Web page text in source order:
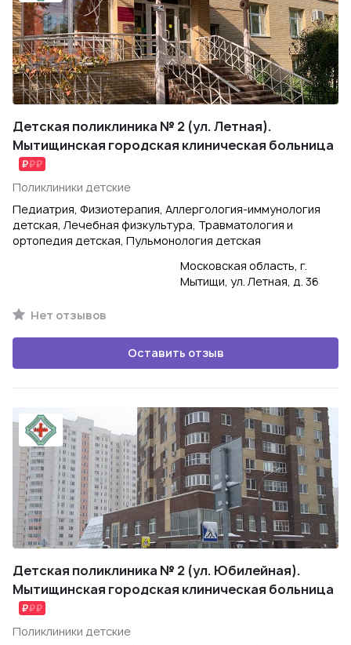
Детская поликлиника № 2 (ул. Летная).
Мытищинская городская клиническая больница
Поликлиники детские
Педиатрия, Физиотерапия, Аллергология-иммунология
детская, Лечебная физкультура, Травматология и
ортопедия детская, Пульмонология детская
Московская область, г.
Мытищи, ул. Летная, д. 36
Нет отзывов
Оставить отзыв
Детская поликлиника № 2 (ул. Юбилейная).
Мытищинская городская клиническая больница
Поликлиники детские